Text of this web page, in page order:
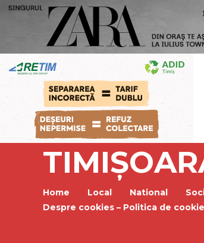
Home Local National
Despre cookies – Politica de cookie